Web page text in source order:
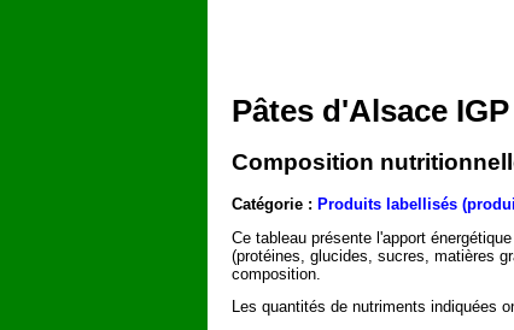
Pâtes d'Alsace
Composition
Catégorie : Produits labellisés
Ce tableau présente l'apport
(protéines, glucides, sucres, matières
composition.
Les quantités de nutriments indiquées